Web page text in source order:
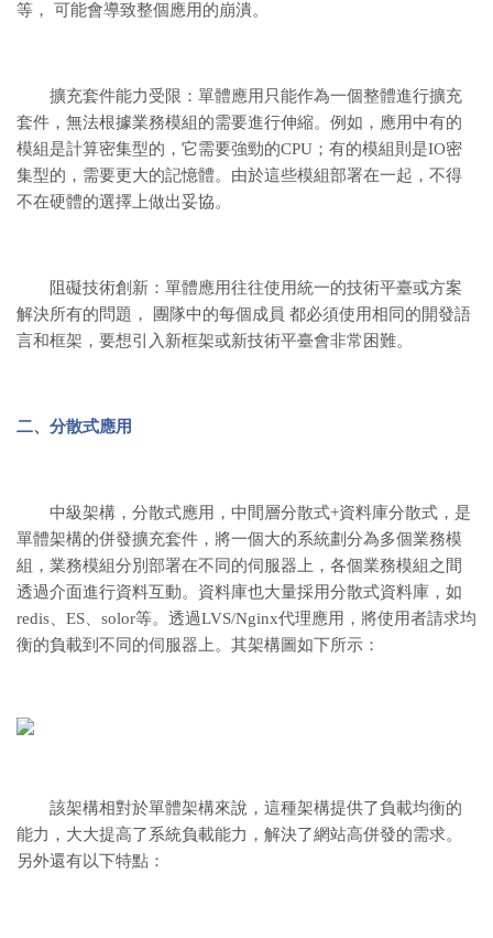
等， 可能會導致整個應用的崩潰。
擴充套件能力受限：單體應用只能作為一個整體進行擴充
套件，無法根據業務模組的需要進行伸縮。例如，應用中有的
模組是計算密集型的，它需要強勁的CPU；有的模組則是IO密
集型的，需要更大的記憶體。由於這些模組部署在一起，不得
不在硬體的選擇上做出妥協。
阻礙技術創新：單體應用往往使用統一的技術平臺或方案
解決所有的問題， 團隊中的每個成員 都必須使用相同的開發語
言和框架，要想引入新框架或新技術平臺會非常困難。
二、分散式應用
中級架構，分散式應用，中間層分散式+資料庫分散式，是
單體架構的併發擴充套件，將一個大的系統劃分為多個業務模
組，業務模組分別部署在不同的伺服器上，各個業務模組之間
透過介面進行資料互動。資料庫也大量採用分散式資料庫，如
redis、ES、solor等。透過LVS/Nginx代理應用，將使用者請求均
衡的負載到不同的伺服器上。其架構圖如下所示：
該架構相對於單體架構來說，這種架構提供了負載均衡的
能力，大大提高了系統負載能力，解決了網站高併發的需求。
另外還有以下特點：